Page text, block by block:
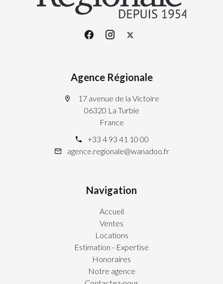
Agence Régionale
17 avenue de la Victoire
06320 La Turbie
France
+33 4 93 41 10 00
agence.regionale@wanadoo.fr
Navigation
Accueil
Ventes
Locations
Estimation - Expertise
Honoraires
Notre agence